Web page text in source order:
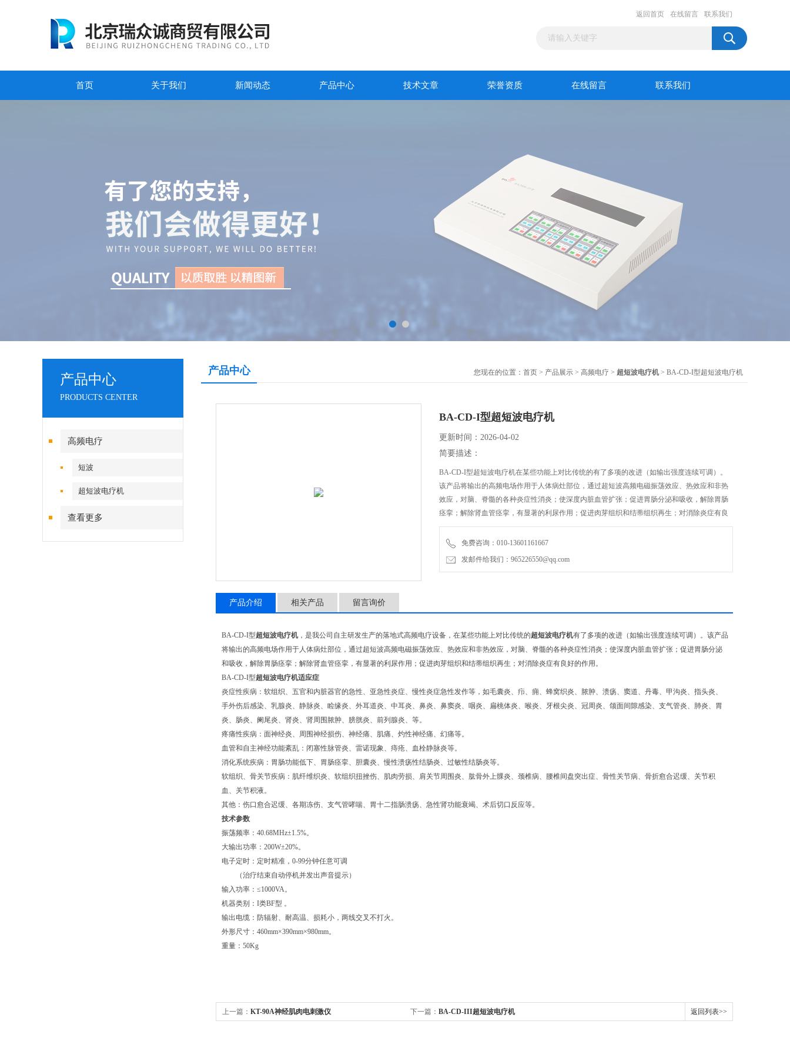
返回首页 在线留言 联系我们
首页 关于我们 新闻动态 产品中心 技术文章 荣誉资质 在线留言 联系我们
产品中心
PRODUCTS CENTER
高频电疗
短波
超短波电疗机
查看更多
产品中心 您现在的位置： 首页 > 产品展示 > 高频电疗 > 超短波电疗机 > BA-CD-I型超短波电疗机
BA-CD-I型超短波电疗机
更新时间：2026-04-02
简要描述：
BA-CD-I型超短波电疗机在某些功能上对比传统的有了多项的改进（如输出强度连续可调）。
该产品将输出的高频电场作用于人体病灶部位，通过超短波高频电磁振荡效应、热效应和非热
效应，对脑、脊髓的各种炎症性消炎；使深度内脏血管扩张；促进胃肠分泌和吸收，解除胃肠
痉挛；解除肾血管痉挛，有显著的利尿作用；促进肉芽组织和结蒂组织再生；对消除炎症有良
好的作用。
免费咨询：010-13601161667
发邮件给我们：965226550@qq.com
产品介绍 相关产品 留言询价
BA-CD-I型超短波电疗机，是我公司自主研发生产的落地式高频电疗设备，在某些功能上对比传统的超短波电疗机有了多项的改进（如输出强度连续可调）。该产品
将输出的高频电场作用于人体病灶部位，通过超短波高频电磁振荡效应、热效应和非热效应，对脑、脊髓的各种炎症性消炎；使深度内脏血管扩张；促进胃肠分泌
和吸收，解除胃肠痉挛；解除肾血管痉挛，有显著的利尿作用；促进肉芽组织和结蒂组织再生；对消除炎症有良好的作用。
BA-CD-I型超短波电疗机适应症
炎症性疾病：软组织、五官和内脏器官的急性、亚急性炎症、慢性炎症急性发作等，如毛囊炎、疖、痈、蜂窝织炎、脓肿、溃疡、窦道、丹毒、甲沟炎、指头炎、
手外伤后感染、乳腺炎、静脉炎、睑缘炎、外耳道炎、中耳炎、鼻炎、鼻窦炎、咽炎、扁桃体炎、喉炎、牙根尖炎、冠周炎、颌面间隙感染、支气管炎、肺炎、胃
炎、肠炎、阑尾炎、肾炎、肾周围脓肿、膀胱炎、前列腺炎、等。
疼痛性疾病：面神经炎、周围神经损伤、神经痛、肌痛、灼性神经痛、幻痛等。
血管和自主神经功能紊乱：闭塞性脉管炎、雷诺现象、痔疮、血栓静脉炎等。
消化系统疾病：胃肠功能低下、胃肠痉挛、胆囊炎、慢性溃疡性结肠炎、过敏性结肠炎等。
软组织、骨关节疾病：肌纤维织炎、软组织扭挫伤、肌肉劳损、肩关节周围炎、肱骨外上髁炎、颈椎病、腰椎间盘突出症、骨性关节病、骨折愈合迟缓、关节积
血、关节积液。
其他：伤口愈合迟缓、各期冻伤、支气管哮喘、胃十二指肠溃疡、急性肾功能衰竭、术后切口反应等。
技术参数
振荡频率： 40.68MHz±1.5%。
大输出功率： 200W±20%。
电子定时：定时精准， 0-99分钟任意可调
（治疗结束自动停机并发出声音提示）
输入功率：≤1000VA。
机器类别： I类BF型 。
输出电缆：防辐射、耐高温、损耗小，两线交叉不打火。
外形尺寸： 460mm×390mm×980mm。
重量： 50Kg
上一篇： KT-90A神经肌肉电刺激仪 下一篇： BA-CD-III超短波电疗机 返回列表>>